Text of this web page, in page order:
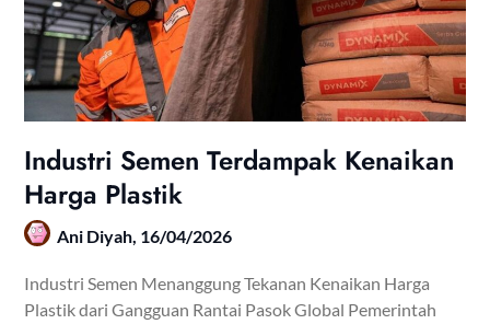
Industri Semen Terdampak Kenaikan
Harga Plastik
Ani Diyah, 16/04/2026
Industri Semen Menanggung Tekanan Kenaikan Harga
Plastik dari Gangguan Rantai Pasok Global Pemerintah